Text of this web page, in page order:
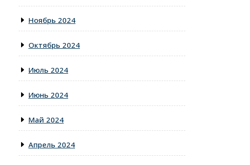
Ноябрь 2024
Октябрь 2024
Июль 2024
Июнь 2024
Май 2024
Апрель 2024